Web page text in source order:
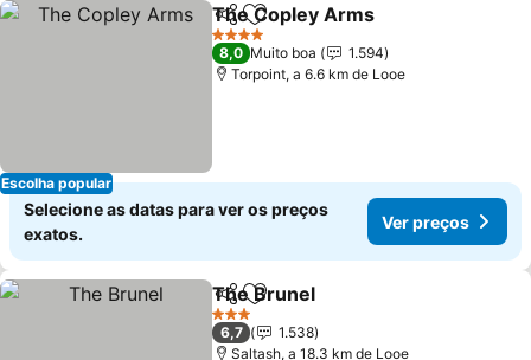
Escolha popular
PartilharAdicionar aos favoritos
The Copley Arms
4 Estrelas
8,0 Muito boa
1.594
Torpoint, a 6.6 km de Looe
Selecione as datas para ver os preços
exatos.
Ver preços
PartilharAdicionar aos favoritos
The Brunel
3 Estrelas
6,7
1.538
Saltash, a 18.3 km de Looe